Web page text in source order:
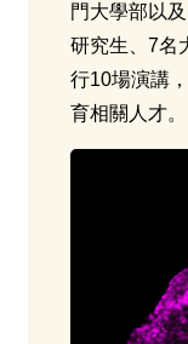
門大學部以
研究生、7名
行10場演講
育相關人才。